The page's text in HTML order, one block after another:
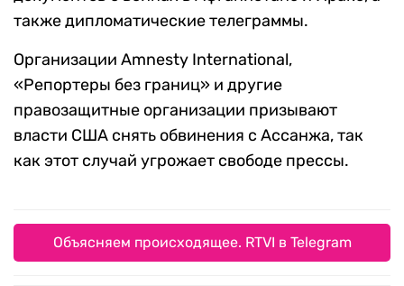
также дипломатические телеграммы.
Организации Amnesty International,
«Репортеры без границ» и другие
правозащитные организации призывают
власти США снять обвинения с Ассанжа, так
как этот случай угрожает свободе прессы.
Объясняем происходящее. RTVI в Telegram